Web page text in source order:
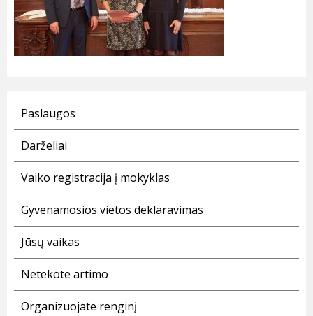
Paslaugos
Darželiai
Vaiko registracija į mokyklas
Gyvenamosios vietos deklaravimas
Jūsų vaikas
Netekote artimo
Organizuojate renginį